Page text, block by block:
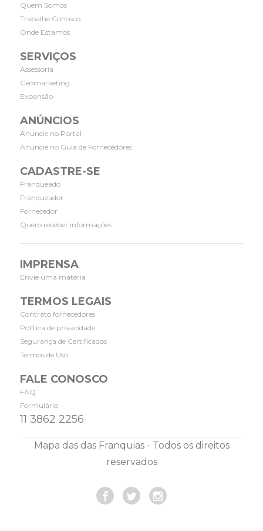
Quem Somos
Trabalhe Conosco
Onde Estamos
SERVIÇOS
Assessoria
Geomarketing
Expansão
ANÚNCIOS
Anuncie no Portal
Anuncie no Guia de Fornecedores
CADASTRE-SE
Franqueado
Franqueador
Fornecedor
Quero receber informações
IMPRENSA
Envie uma matéria
TERMOS LEGAIS
Contrato fornecedores
Política de privacidade
Segurança de Certificados
Termos de Uso
FALE CONOSCO
FAQ
Formulário
11 3862 2256
Mapa das das Franquias - Todos os direitos
reservados